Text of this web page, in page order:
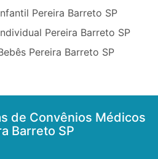
Pereira Barreto SP
Pereira Barreto SP
Pereira Barreto SP
de Convênios Médicos
Barreto SP